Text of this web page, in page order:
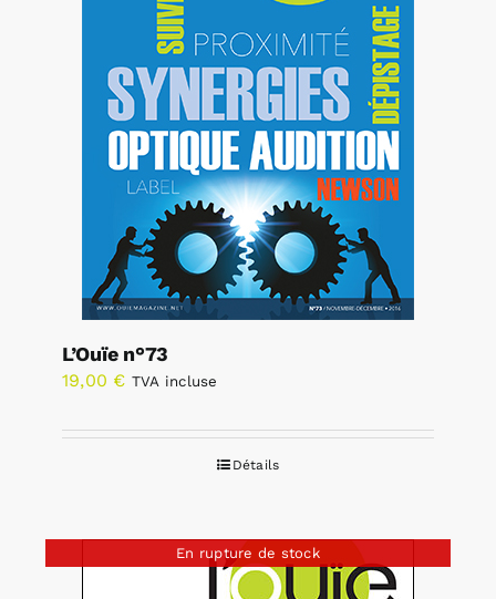
L’Ouïe n°73
19,00 € TVA incluse
Détails
En rupture de stock